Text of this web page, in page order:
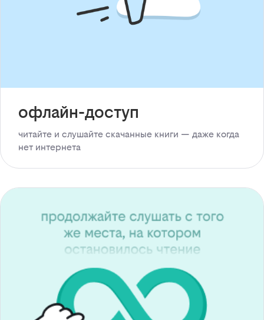
офлайн-доступ
читайте и слушайте скачанные книги — даже когда
нет интернета